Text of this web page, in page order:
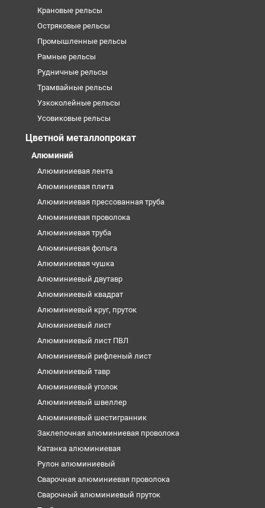
Крановые рельсы
Остряковые рельсы
Промышленные рельсы
Рамные рельсы
Рудничные рельсы
Трамвайные рельсы
Узкоколейные рельсы
Усовиковые рельсы
Цветной металлопрокат
Алюминий
Алюминиевая лента
Алюминиевая плита
Алюминиевая прессованная труба
Алюминиевая проволока
Алюминиевая труба
Алюминиевая фольга
Алюминиевая чушка
Алюминиевый двутавр
Алюминиевый квадрат
Алюминиевый круг, пруток
Алюминиевый лист
Алюминиевый лист ПВЛ
Алюминиевый рифленый лист
Алюминиевый тавр
Алюминиевый уголок
Алюминиевый швеллер
Алюминиевый шестигранник
Заклепочная алюминиевая проволока
Катанка алюминиевая
Рулон алюминиевый
Сварочная алюминиевая проволока
Сварочный алюминиевый пруток